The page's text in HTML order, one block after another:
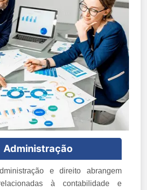
Administração
e direito abrangem
à contabilidade e